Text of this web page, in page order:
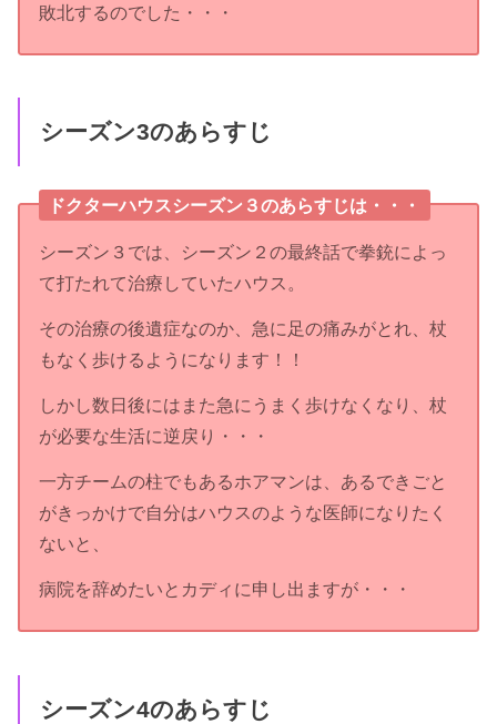
敗北するのでした・・・
シーズン3のあらすじ
ドクターハウスシーズン３のあらすじは・・・
シーズン３では、シーズン２の最終話で拳銃によっ
て打たれて治療していたハウス。
その治療の後遺症なのか、急に足の痛みがとれ、杖
もなく歩けるようになります！！
しかし数日後にはまた急にうまく歩けなくなり、杖
が必要な生活に逆戻り・・・
一方チームの柱でもあるホアマンは、あるできごと
がきっかけで自分はハウスのような医師になりたく
ないと、
病院を辞めたいとカディに申し出ますが・・・
シーズン4のあらすじ